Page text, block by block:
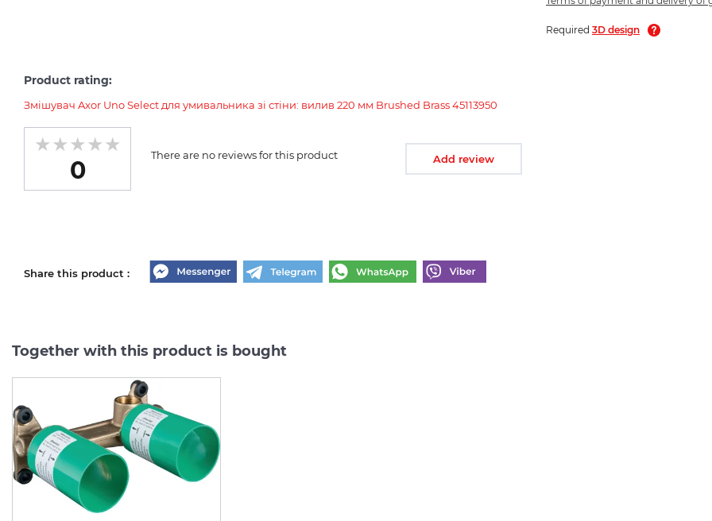
Required 3D design
Product rating:
Змішувач Axor Uno Select для умивальника зі стіни: вилив 220 мм Brushed Brass 45113950
0
There are no reviews for this product Add review
Share this product :
Together with this product is bought